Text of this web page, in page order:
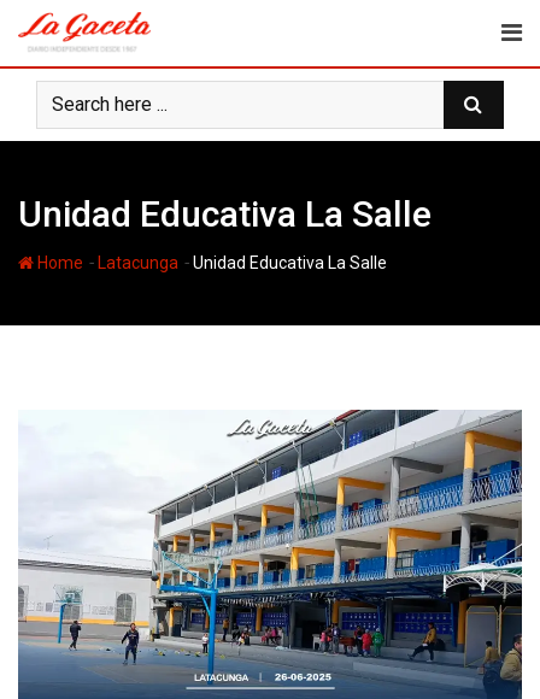
content
Unidad Educativa La Salle
Home - Latacunga -Unidad Educativa La Salle